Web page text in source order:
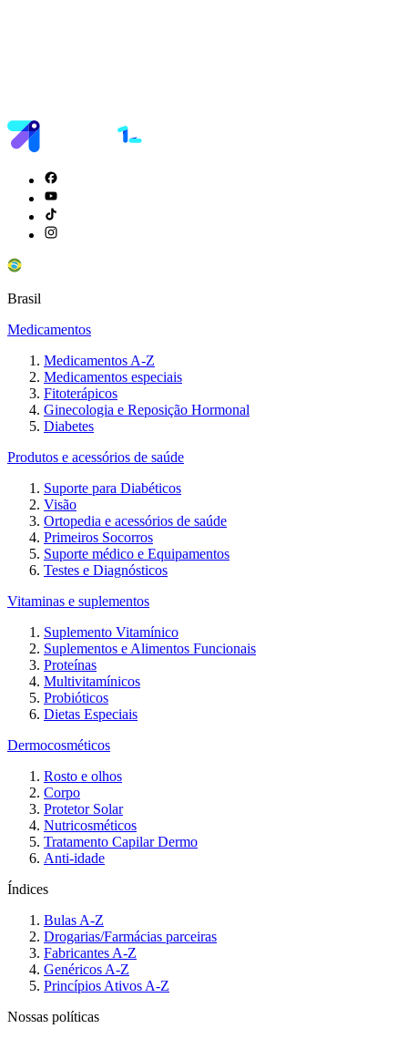
Brasil
Medicamentos
Medicamentos A-Z
Medicamentos especiais
Fitoterápicos
Ginecologia e Reposição Hormonal
Diabetes
Produtos e acessórios de saúde
Suporte para Diabéticos
Visão
Ortopedia e acessórios de saúde
Primeiros Socorros
Suporte médico e Equipamentos
Testes e Diagnósticos
Vitaminas e suplementos
Suplemento Vitamínico
Suplementos e Alimentos Funcionais
Proteínas
Multivitamínicos
Probióticos
Dietas Especiais
Dermocosméticos
Rosto e olhos
Corpo
Protetor Solar
Nutricosméticos
Tratamento Capilar Dermo
Anti-idade
Índices
Bulas A-Z
Drogarias/Farmácias parceiras
Fabricantes A-Z
Genéricos A-Z
Princípios Ativos A-Z
Nossas políticas